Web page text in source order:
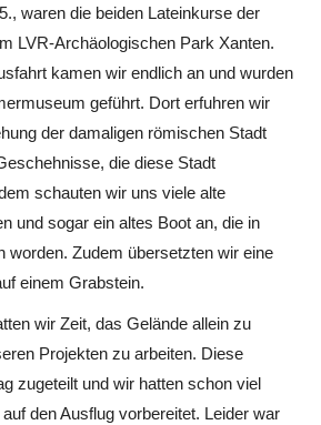
waren die beiden Lateinkurse der
LVR-Archäologischen Park Xanten.
kamen wir endlich an und wurden
geführt. Dort erfuhren wir
der damaligen römischen Stadt
die diese Stadt
schauten wir uns viele alte
und sogar ein altes Boot an, die in
worden. Zudem übersetzten wir eine
einem Grabstein.
wir Zeit, das Gelände allein zu
Projekten zu arbeiten. Diese
zugeteilt und wir hatten schon viel
den Ausflug vorbereitet. Leider war